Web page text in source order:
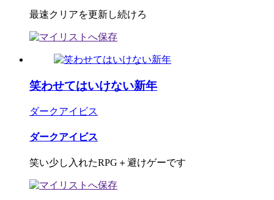
最速クリアを更新し続けろ
笑わせてはいけない新年
ダークアイビス
ダークアイビス
笑い少し入れたRPG＋避けゲーです